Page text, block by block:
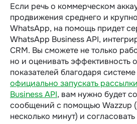
Если речь о коммерческом
продвижения среднего и
WhatsApp, на помощь придет
WhatsApp Business API,
CRM. Вы сможете не только
но и оценивать эффективность
показателей благодаря
официально запускать
Business API, вам нужно будет
сообщений с помощью Wazzup
несколько минут) и